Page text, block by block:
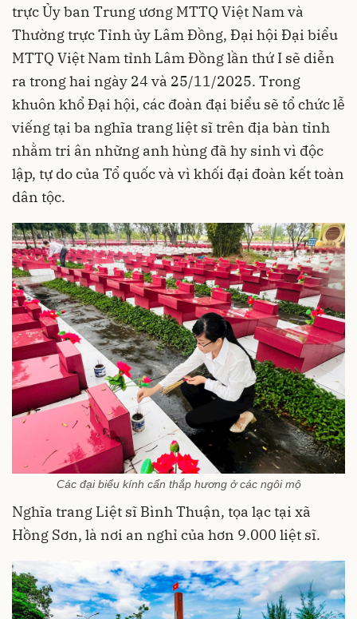
trực Ủy ban Trung ương MTTQ Việt Nam và
Thường trực Tỉnh ủy Lâm Đồng, Đại hội Đại biểu
MTTQ Việt Nam tỉnh Lâm Đồng lần thứ I sẽ diễn
ra trong hai ngày 24 và 25/11/2025. Trong
khuôn khổ Đại hội, các đoàn đại biểu sẽ tổ chức lễ
viếng tại ba nghĩa trang liệt sĩ trên địa bàn tỉnh
nhằm tri ân những anh hùng đã hy sinh vì độc
lập, tự do của Tổ quốc và vì khối đại đoàn kết toàn
dân tộc.
Các đại biểu kính cẩn thắp hương ở các ngôi mộ
Nghĩa trang Liệt sĩ Bình Thuận, tọa lạc tại xã
Hồng Sơn, là nơi an nghỉ của hơn 9.000 liệt sĩ.